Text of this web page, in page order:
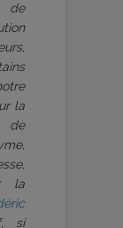
de
la
de
la
si